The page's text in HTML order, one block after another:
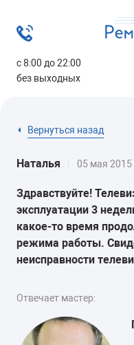
с 8:00 до 22:00
без выходных
Вернуться назад
Наталья 05 мая 2015
Здравствуйте!
эксплуатации 3
какое-то время
режима работы.
неисправности
Отвечает мастер: